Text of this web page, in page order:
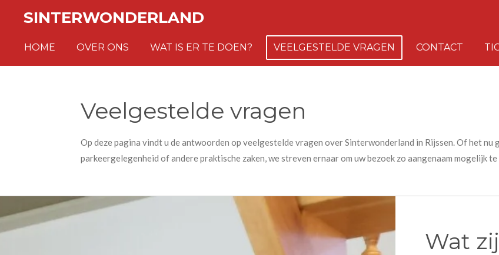
SINTERWONDERLAND
HOME OVER ONS WAT IS ER TE DOEN? VEELGESTELDE VRAGEN CONTACT
Veelgestelde vragen
Op deze pagina vindt u de antwoorden op veelgestelde vragen over Sinterwonderland in Rijssen. Of het nu
parkeergelegenheid of andere praktische zaken, we streven ernaar om uw bezoek zo aangenaam mogelijk
Wat